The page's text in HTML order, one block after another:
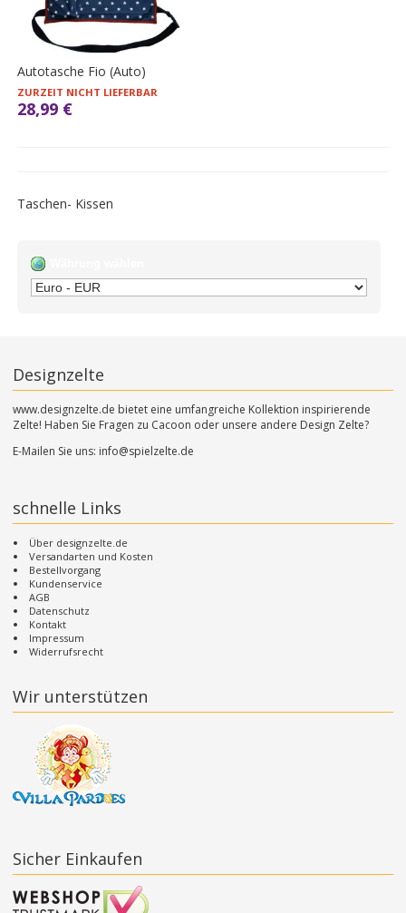
Autotasche Fio (Auto)
ZURZEIT NICHT LIEFERBAR
28,99 €
Taschen- Kissen
Designzelte
www.designzelte.de bietet eine umfangreiche Kollektion inspirierende
Zelte! Haben Sie Fragen zu Cacoon oder unsere andere Design Zelte?
E-Mailen Sie uns: info@spielzelte.de
schnelle Links
Über designzelte.de
Versandarten und Kosten
Bestellvorgang
Kundenservice
AGB
Datenschutz
Kontakt
Impressum
Widerrufsrecht
Wir unterstützen
Sicher Einkaufen